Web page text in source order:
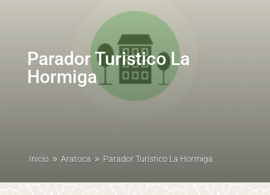
Parador Turistico La
Hormiga
Inicio 9 Aratoca 9 Parador Turistico La Hormiga